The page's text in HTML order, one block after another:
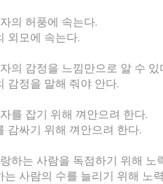
의 허풍에 속는다.
외모에 속는다.
의 감정을 느낌만으로 알 수 있
감정을 말해 줘야 안다.
를 잡기 위해 껴안으려 한다.
감싸기 위해 껴안으려 한다.
하는 사람을 독점하기 위해 노
는 사람의 수를 늘리기 위해 노